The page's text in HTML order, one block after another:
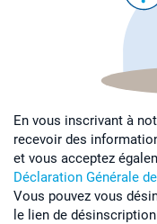
En vous inscrivant à
recevoir des
et vous acceptez
Déclaration Générale
Vous pouvez vous
le lien de